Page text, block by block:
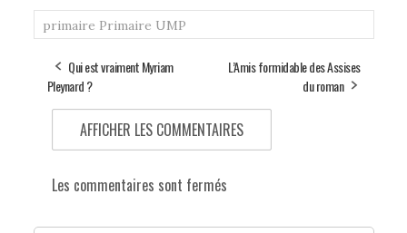
primaire Primaire UMP
Qui est vraiment Myriam
Pleynard ?
L’Amis formidable des Assises
du roman
AFFICHER LES COMMENTAIRES
Les commentaires sont fermés